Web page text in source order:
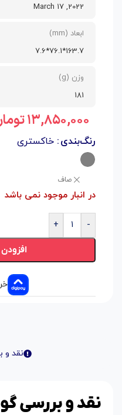
2022, March 17
ابعاد (mm)
163.7*76.1*7.6
وزن (g)
181
۱۳,۸۵۰,۰۰۰
رنگ‌بندی خاکستری
صاف
در انبار موجود نمی باشد
-
+
نقد
نقد و بررسی